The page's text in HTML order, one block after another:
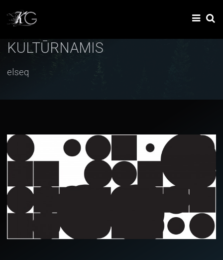
KULTŪRNAMIS
elseq